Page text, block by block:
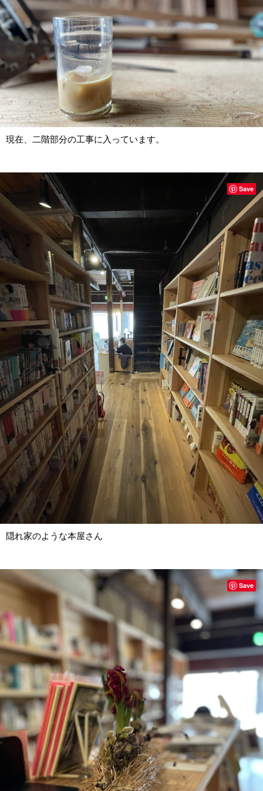
現在、二階部分の工事に入っています。
隠れ家のような本屋さん
Save
Save